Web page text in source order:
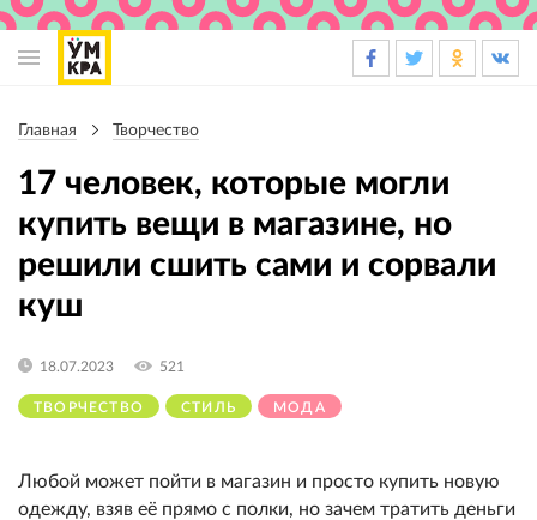
навигация
навигации
Главная Творчество
17 человек, которые могли
купить вещи в магазине, но
решили сшить сами и сорвали
куш
ТВОРЧЕСТВО СТИЛЬ МОДА
18.07.2023 521
Любой может пойти в магазин и просто купить новую
одежду, взяв её прямо с полки, но зачем тратить деньги